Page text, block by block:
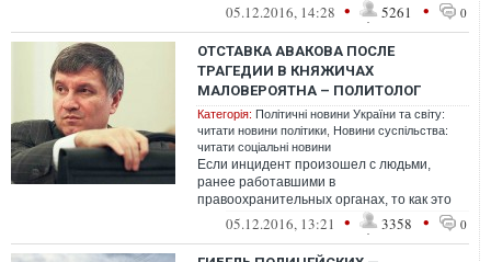
тому варто утриматись від посп...
05.12.2016, 14:28 • 5261 • 0
ОТСТАВКА АВАКОВА ПОСЛЕ
ТРАГЕДИИ В КНЯЖИЧАХ
МАЛОВЕРОЯТНА – ПОЛИТОЛОГ
Категорія: Політичні новини України та світу:
читати новини політики Новини суспільства:
читати соціальні новини
Если инцидент произошел с людьми,
ранее работавшими в
правоохранительных органах, то как это
связано с реформой? Реформа не
заканчивается на проведени...
05.12.2016, 13:21 • 3358 • 0